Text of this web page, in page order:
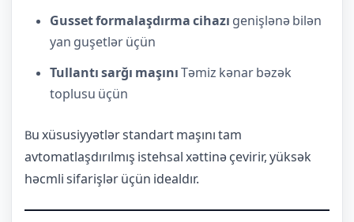
Gusset formalaşdırma cihazı genişlənə bilən
yan guşetlər üçün
Tullantı sarğı maşınıTəmiz kənar bəzək
toplusu üçün
Bu xüsusiyyətlər standart maşını tam
avtomatlaşdırılmış istehsal xəttinə çevirir, yüksək
həcmli sifarişlər üçün idealdır.